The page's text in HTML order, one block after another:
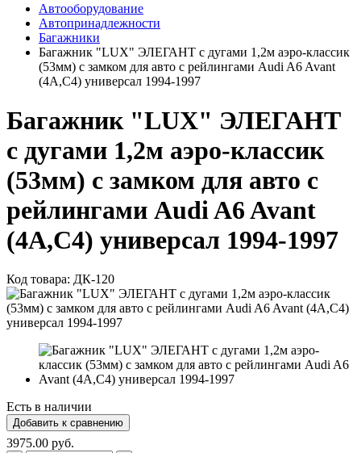
Автооборудование
Автопринадлежности
Багажники
Багажник "LUX" ЭЛЕГАНТ с дугами 1,2м аэро-классик
(53мм) с замком для авто с рейлингами Audi A6 Avant
(4A,C4) универсал 1994-1997
Багажник "LUX" ЭЛЕГАНТ
с дугами 1,2м аэро-классик
(53мм) с замком для авто с
рейлингами Audi A6 Avant
(4A,C4) универсал 1994-1997
Код товара: ДК-120
Есть в наличии
3975.00 руб.